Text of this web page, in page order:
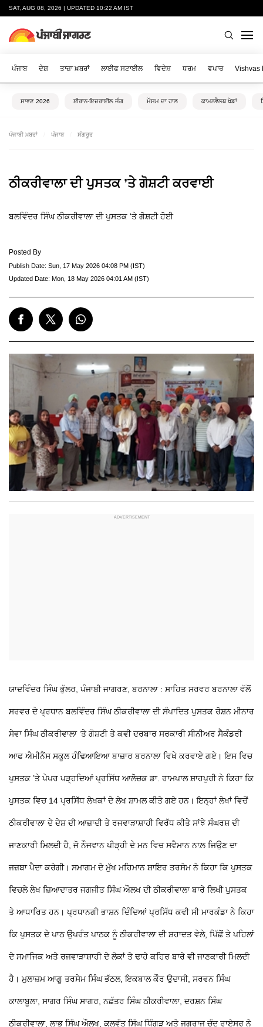
SAT, AUG 08, 2026 | UPDATED 10:22 AM IST
ਪੰਜਾਬ ਦੇਸ਼ ਤਾਜ਼ਾ ਖ਼ਬਰਾਂ ਲਾਈਫ ਸਟਾਈਲ ਵਿਦੇਸ਼ ਧਰਮ ਵਪਾਰ Vishvas
ਸਾਵਣ 2026 ਈਰਾਨ-ਇਜ਼ਰਾਈਲ ਜੰਗ ਮੌਸਮ ਦਾ ਹਾਲ ਕਾਮਨਵੈਲਥ ਖੇਡਾਂ
ਪੰਜਾਬੀ ਖ਼ਬਰਾਂ ਪੰਜਾਬ ਸੰਗਰੂਰ
ਠੀਕਰੀਵਾਲਾ ਦੀ ਪੁਸਤਕ ’ਤੇ ਗੋਸ਼ਟੀ ਕਰਵਾਈ
ਬਲਵਿੰਦਰ ਸਿੰਘ ਠੀਕਰੀਵਾਲਾ ਦੀ ਪੁਸਤਕ 'ਤੇ ਗੋਸ਼ਟੀ ਹੋਈ
Posted By
Publish Date: Sun, 17 May 2026 04:08 PM (IST)
Updated Date: Mon, 18 May 2026 04:01 AM (IST)
ਯਾਦਵਿੰਦਰ ਸਿੰਘ ਭੁੱਲਰ, ਪੰਜਾਬੀ ਜਾਗਰਣ, ਬਰਨਾਲਾ : ਸਾਹਿਤ ਸਰਵਰ ਬਰਨਾਲਾ ਵੱਲੋਂ
ਸਰਵਰ ਦੇ ਪ੍ਰਧਾਨ ਬਲਵਿੰਦਰ ਸਿੰਘ ਠੀਕਰੀਵਾਲਾ ਦੀ ਸੰਪਾਦਿਤ ਪੁਸਤਕ ਰੋਸ਼ਨ ਮੀਨਾਰ
ਸੇਵਾ ਸਿੰਘ ਠੀਕਰੀਵਾਲਾ ’ਤੇ ਗੋਸ਼ਟੀ ਤੇ ਕਵੀ ਦਰਬਾਰ ਸਰਕਾਰੀ ਸੀਨੀਅਰ ਸੈਕੰਡਰੀ
ਆਫ ਐਮੀਨੈਂਸ ਸਕੂਲ ਹੰਢਿਆਇਆ ਬਾਜ਼ਾਰ ਬਰਨਾਲਾ ਵਿਖੇ ਕਰਵਾਏ ਗਏ। ਇਸ ਵਿਚ
ਪੁਸਤਕ ’ਤੇ ਪੇਪਰ ਪੜ੍ਹਦਿਆਂ ਪ੍ਰਸਿੱਧ ਆਲੋਚਕ ਡਾ. ਰਾਮਪਾਲ ਸ਼ਾਹਪੁਰੀ ਨੇ ਕਿਹਾ ਕਿ
ਪੁਸਤਕ ਵਿਚ 14 ਪ੍ਰਸਿੱਧ ਲੇਖਕਾਂ ਦੇ ਲੇਖ ਸ਼ਾਮਲ ਕੀਤੇ ਗਏ ਹਨ। ਇਨ੍ਹਾਂ ਲੇਖਾਂ ਵਿਚੋਂ
ਠੀਕਰੀਵਾਲਾ ਦੇ ਦੇਸ਼ ਦੀ ਆਜ਼ਾਦੀ ਤੇ ਰਜਵਾੜਾਸ਼ਾਹੀ ਵਿਰੱਧ ਕੀਤੇ ਸਾਂਝੇ ਸੰਘਰਸ਼ ਦੀ
ਜਾਣਕਾਰੀ ਮਿਲਦੀ ਹੈ, ਜੋ ਨੌਜਵਾਨ ਪੀੜ੍ਹੀ ਦੇ ਮਨ ਵਿਚ ਸਵੈਮਾਨ ਨਾਲ਼ ਜਿਉਣ ਦਾ
ਜਜ਼ਬਾ ਪੈਦਾ ਕਰੇਗੀ। ਸਮਾਗਮ ਦੇ ਮੁੱਖ ਮਹਿਮਾਨ ਸ਼ਾਇਰ ਤਰਸੇਮ ਨੇ ਕਿਹਾ ਕਿ ਪੁਸਤਕ
ਵਿਚਲੇ ਲੇਖ ਜ਼ਿਆਦਾਤਰ ਜਗਜੀਤ ਸਿੰਘ ਔਲਖ ਦੀ ਠੀਕਰੀਵਾਲਾ ਬਾਰੇ ਲਿਖੀ ਪੁਸਤਕ
ਤੇ ਆਧਾਰਿਤ ਹਨ। ਪ੍ਰਧਾਨਗੀ ਭਾਸ਼ਨ ਦਿੰਦਿਆਂ ਪ੍ਰਸਿੱਧ ਕਵੀ ਸੀ ਮਾਰਕੰਡਾ ਨੇ ਕਿਹਾ
ਕਿ ਪੁਸਤਕ ਦੇ ਪਾਠ ਉਪਰੰਤ ਪਾਠਕ ਨੂੰ ਠੀਕਰੀਵਾਲਾ ਦੀ ਸ਼ਹਾਦਤ ਵੇਲੇ, ਪਿੱਛੋਂ ਤੇ ਪਹਿਲਾਂ
ਦੇ ਸਮਾਜਿਕ ਅਤੇ ਰਜਵਾੜਾਸ਼ਾਹੀ ਦੇ ਲੋਕਾਂਤੇ ਢਾਹੇ ਕਹਿਰ ਬਾਰੇ ਵੀ ਜਾਣਕਾਰੀ ਮਿਲਦੀ
ਹੈ। ਮੁਲਾਜ਼ਮ ਆਗੂ ਤਰਸੇਮ ਸਿੰਘ ਭੱਠਲ, ਇਕਬਾਲ ਕੌਰ ਉਦਾਸੀ, ਸਰਵਨ ਸਿੰਘ
ਕਾਲਾਬੂਲਾ, ਸਾਗਰ ਸਿੰਘ ਸਾਗਰ, ਨਛੱਤਰ ਸਿੰਘ ਠੀਕਰੀਵਾਲਾ, ਦਰਸ਼ਨ ਸਿੰਘ
ਠੀਕਰੀਵਾਲਾ, ਲਾਭ ਸਿੰਘ ਔਲਖ, ਕੁਲਵੰਤ ਸਿੰਘ ਧਿੰਗੜ ਅਤੇ ਜੁਗਰਾਜ ਚੰਦ ਰਾਏਸਰ ਨੇ